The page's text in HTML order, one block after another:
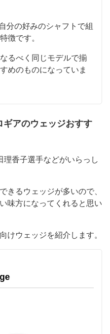
分の好みのシャフトで組
徴です。
るべく同じモデルで揃
めのものになっていま
ギアのウェッジおすす
香子選手などがいらっし
きるウェッジが多いので、
味方になってくれると思い
けウェッジを紹介します。